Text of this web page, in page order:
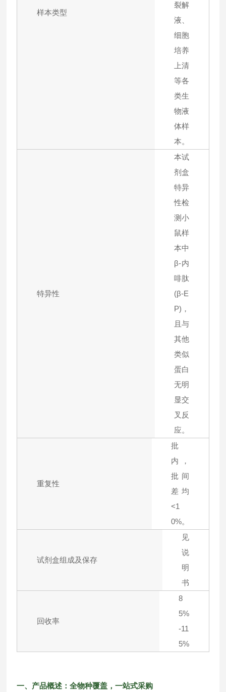
样本类型
裂解
液、
细胞
培养
上清
等各
类生
物液
体样
本。
特异性
本试
剂盒
特异
性检
测小
鼠样
本中
β-内
啡肽
(β-E
P)，
且与
其他
类似
蛋白
无明
显交
叉反
应。
重复性
批
内，
批间
差均
<1
0%。
试剂盒组成及保存
见
说
明
书
回收率
8
5%
-11
5%
一、产品概述：全物种覆盖，一站式采购